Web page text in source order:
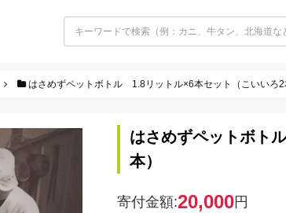
はさめずペットボトル 1.8リットル×6本セット（こいいろ2
はさめずペットボト
本）
寄付金額:20,000円